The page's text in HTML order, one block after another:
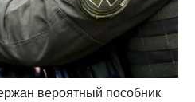
вероятный пособник